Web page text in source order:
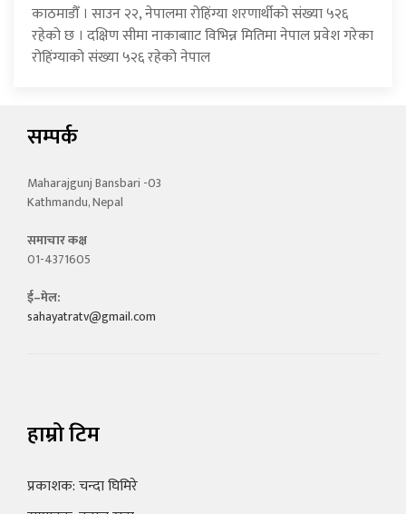
काठमाडौँ । साउन २२, नेपालमा रोहिंग्या शरणार्थीको संख्या ५२६
रहेको छ । दक्षिण सीमा नाकाबााट विभिन्न मितिमा नेपाल प्रवेश गरेका
रोहिंग्याको संख्या ५२६ रहेको नेपाल
सम्पर्क
Maharajgunj Bansbari -03
Kathmandu, Nepal
समाचार कक्ष
01-4371605
ई–मेल:
sahayatratv@gmail.com
हाम्रो टिम
प्रकाशक: चन्दा घिमिरे